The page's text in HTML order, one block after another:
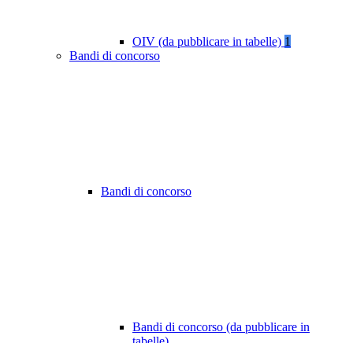
OIV (da pubblicare in tabelle) 1
Bandi di concorso
Bandi di concorso
Bandi di concorso (da pubblicare in